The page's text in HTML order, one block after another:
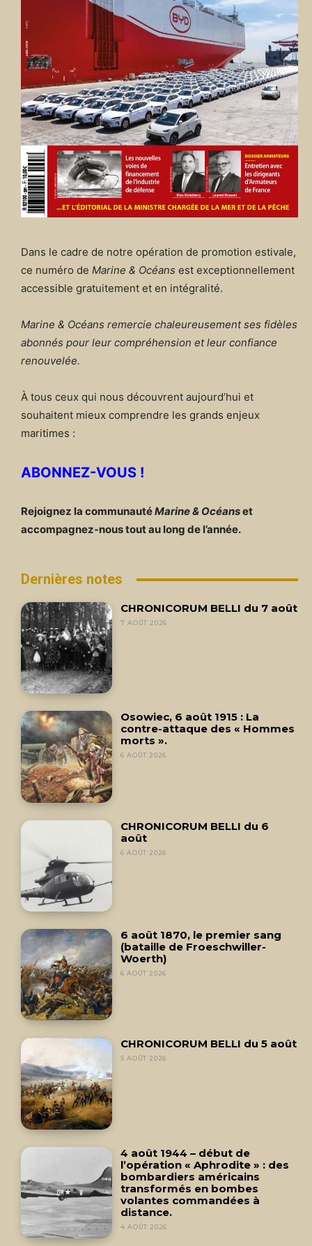
Dans le cadre de notre opération de promotion estivale,
ce numéro de Marine & Océans est exceptionnellement
accessible gratuitement et en intégralité.
Marine & Océans remercie chaleureusement ses fidèles
abonnés pour leur compréhension et leur confiance
renouvelée.
À tous ceux qui nous découvrent aujourd’hui et
souhaitent mieux comprendre les grands enjeux
maritimes :
ABONNEZ-VOUS !
Rejoignez la communautéMarine & Océanset
accompagnez-nous tout au long de l’année.
Dernières notes
CHRONICORUM BELLI du 7 août
7 AOÛT 2026
Osowiec, 6 août 1915 : La
contre-attaque des « Hommes
morts ».
6 AOÛT 2026
CHRONICORUM BELLI du 6
août
6 AOÛT 2026
6 août 1870, le premier sang
(bataille de Froeschwiller-
Woerth)
6 AOÛT 2026
CHRONICORUM BELLI du 5 août
5 AOÛT 2026
4 août 1944 – début de
l’opération « Aphrodite » : des
bombardiers américains
transformés en bombes
volantes commandées à
distance.
4 AOÛT 2026